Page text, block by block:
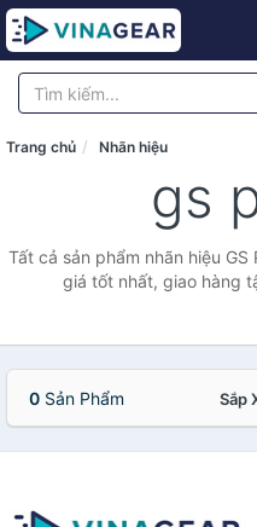
Trang chủ Nhãn hiệu
gs
Tất cả sản phẩm nhãn hiệu
giá tốt nhất, giao hàng
0 Sản Phẩm Sắp